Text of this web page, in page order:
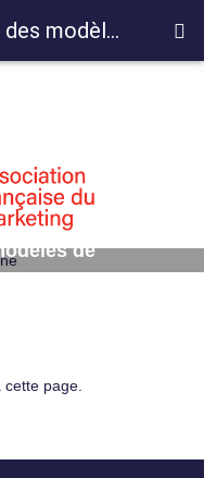
de
page.
12593 De l'archaïsme des modèles de croissance de marché ?